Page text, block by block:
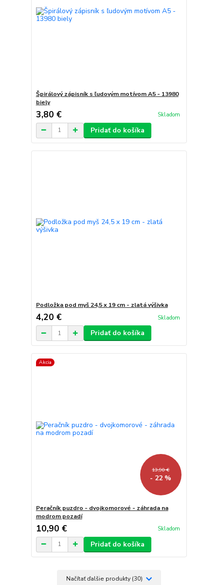
Špirálový zápisník s ľudovým motívom A5 - 13980
biely
3,80 € Skladom
Pridať do košíka
Podložka pod myš 24,5 x 19 cm - zlatá výšivka
4,20 € Skladom
Pridať do košíka
Akcia
13,90 €
- 22 %
Peračník puzdro - dvojkomorové - záhrada na
modrom pozadí
10,90 € Skladom
Pridať do košíka
Načítať ďalšie produkty (30)